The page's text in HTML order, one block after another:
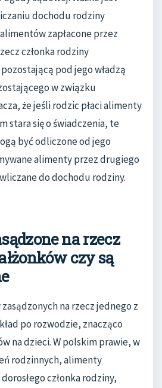
dochodu rodziny
zapłacone przez
członka rodziny
pod jego władzą
w związku
że jeśli rodzic płaci alimenty
stara się o świadczenia, te
być odliczone od jego
alimenty przez drugiego
do dochodu rodziny.
na rzecz
czy są
na rzecz jednego z
po rozwodzie, znacząco
na dzieci. W polskim prawie, w
rodzinnych, alimenty
członka rodziny,